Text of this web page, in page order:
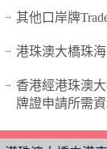
其他口岸牌
港珠澳大橋珠
香港經港珠澳
牌證申請所需